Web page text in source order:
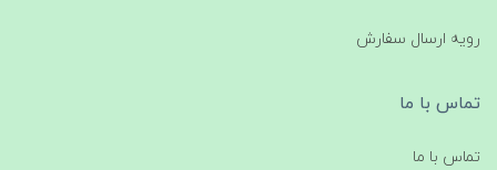
رویه ارسال سفارش
تماس با ما
تماس با ما